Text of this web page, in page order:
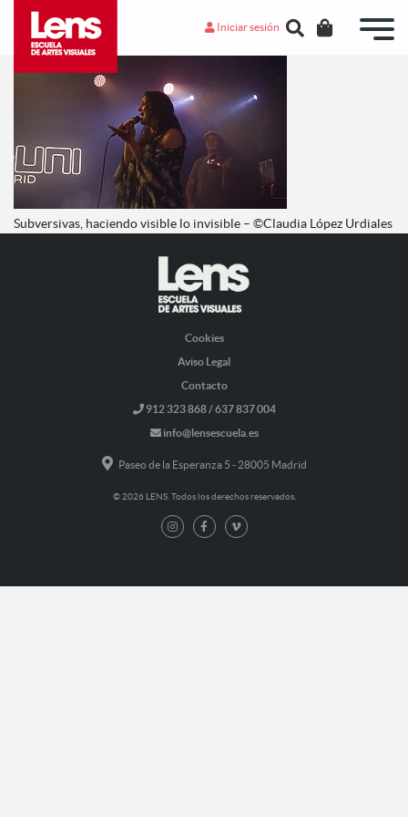
Iniciar sesión
Subversivas, haciendo visible lo invisible – ©Claudia López Urdiales
Cookies
Aviso Legal
Contacto
912 323 868 / 637 837 004
info@lensescuela.es
Paseo de la Esperanza 5 - 28005 Madrid
© 2026 LENS. Todos los derechos reservados.